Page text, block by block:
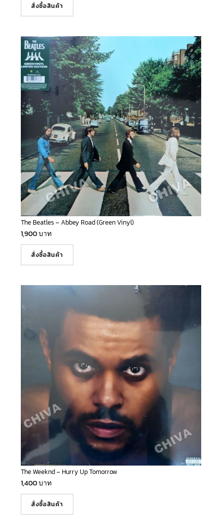
สั่งซื้อสินค้า
The Beatles – Abbey Road (Green Vinyl)
1,900บาท
สั่งซื้อสินค้า
The Weeknd – Hurry Up Tomorrow
1,400บาท
สั่งซื้อสินค้า